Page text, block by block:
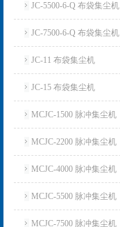
JC-5500-6-Q 布袋集尘机
JC-7500-6-Q 布袋集尘机
JC-11 布袋集尘机
JC-15 布袋集尘机
MCJC-1500 脉冲集尘机
MCJC-2200 脉冲集尘机
MCJC-4000 脉冲集尘机
MCJC-5500 脉冲集尘机
MCJC-7500 脉冲集尘机